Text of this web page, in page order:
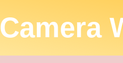
Camera